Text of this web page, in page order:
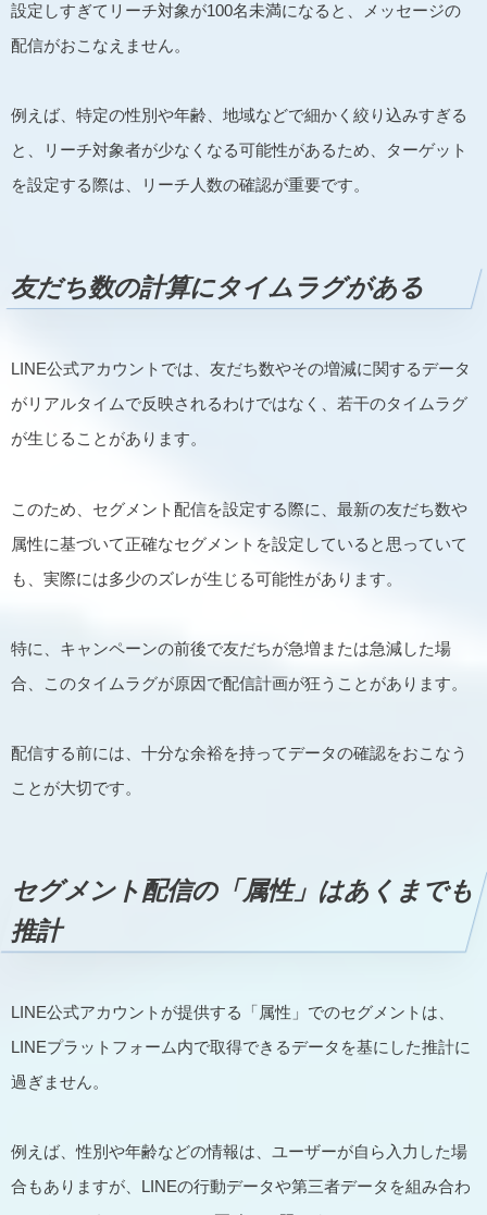
設定しすぎてリーチ対象が100名未満になると、メッセージの
配信がおこなえません。
例えば、特定の性別や年齢、地域などで細かく絞り込みすぎる
と、リーチ対象者が少なくなる可能性があるため、ターゲット
を設定する際は、リーチ人数の確認が重要です。
友だち数の計算にタイムラグがある
LINE公式アカウントでは、友だち数やその増減に関するデータ
がリアルタイムで反映されるわけではなく、若干のタイムラグ
が生じることがあります。
このため、セグメント配信を設定する際に、最新の友だち数や
属性に基づいて正確なセグメントを設定していると思っていて
も、実際には多少のズレが生じる可能性があります。
特に、キャンペーンの前後で友だちが急増または急減した場
合、このタイムラグが原因で配信計画が狂うことがあります。
配信する前には、十分な余裕を持ってデータの確認をおこなう
ことが大切です。
セグメント配信の「属性」はあくまでも
推計
LINE公式アカウントが提供する「属性」でのセグメントは、
LINEプラットフォーム内で取得できるデータを基にした推計に
過ぎません。
例えば、性別や年齢などの情報は、ユーザーが自ら入力した場
合もありますが、LINEの行動データや第三者データを組み合わ